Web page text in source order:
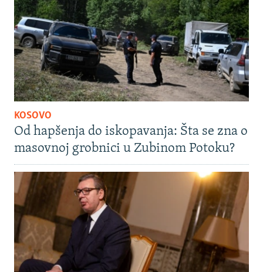
KOSOVO
Od hapšenja do iskopavanja: Šta se zna o
masovnoj grobnici u Zubinom Potoku?